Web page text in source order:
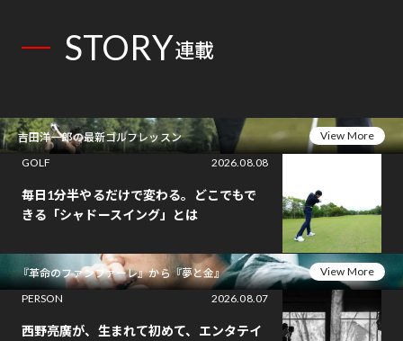
STORY連載
吉田洋一郎の最新ゴルフレッスン
View More
GOLF
2026.08.08
毎日1分半やるだけで変わる。どこでもで
きる「シャドースイング」とは
『革命のファンファーレ』から『夢と金』
View More
PERSON
2026.08.07
西野亮廣が、生まれて初めて、エンタテイ